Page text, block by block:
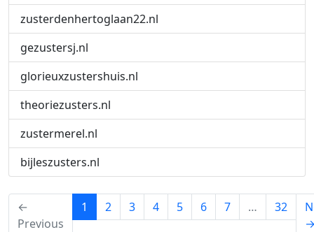
zusterdenhertoglaan22.nl
gezustersj.nl
glorieuxzustershuis.nl
theoriezusters.nl
zustermerel.nl
bijleszusters.nl
←
Previous
1 (current)
2 3 4 5 6 7 … 32